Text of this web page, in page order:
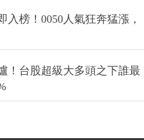
入榜！0050人氣狂奔猛漲，
！台股超級大多頭之下誰最